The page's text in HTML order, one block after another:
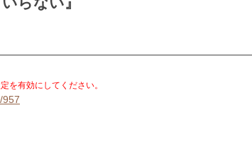
を有効にしてください。
957